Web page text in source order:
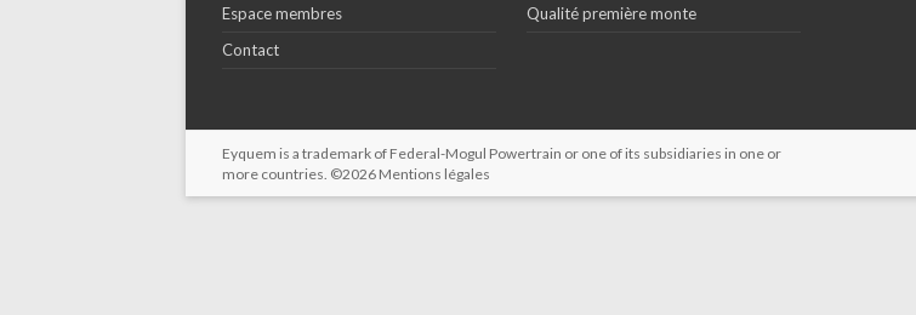
Espace membres
Contact
Qualité première monte
Eyquem is a trademark of Federal-Mogul Powertrain or one of its subsidiaries in one or
more countries. ©2026 Mentions légales